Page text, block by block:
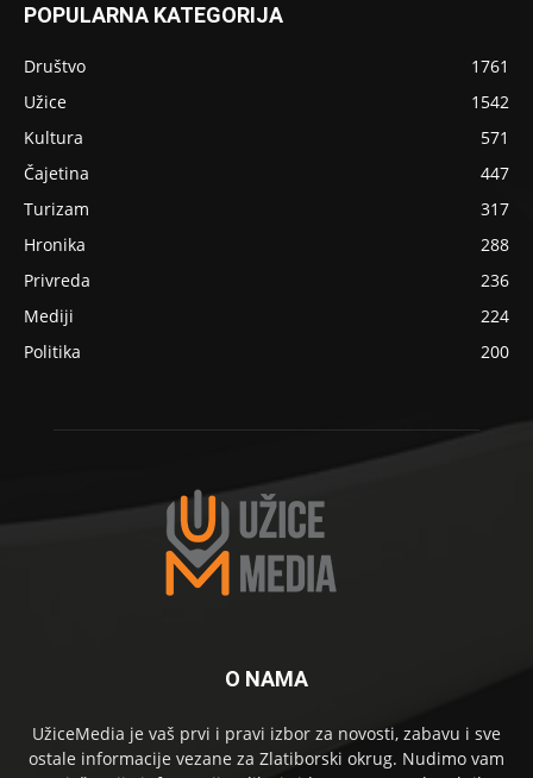
POPULARNA KATEGORIJA
Društvo
1761
Užice
1542
Kultura
571
Čajetina
447
Turizam
317
Hronika
288
Privreda
236
Mediji
224
Politika
200
O NAMA
UžiceMedia je vaš prvi i pravi izbor za novosti, zabavu i sve
ostale informacije vezane za Zlatiborski okrug. Nudimo vam